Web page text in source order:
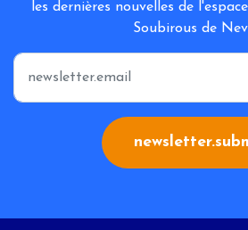
les dernières nouvelles de
Soubirous de